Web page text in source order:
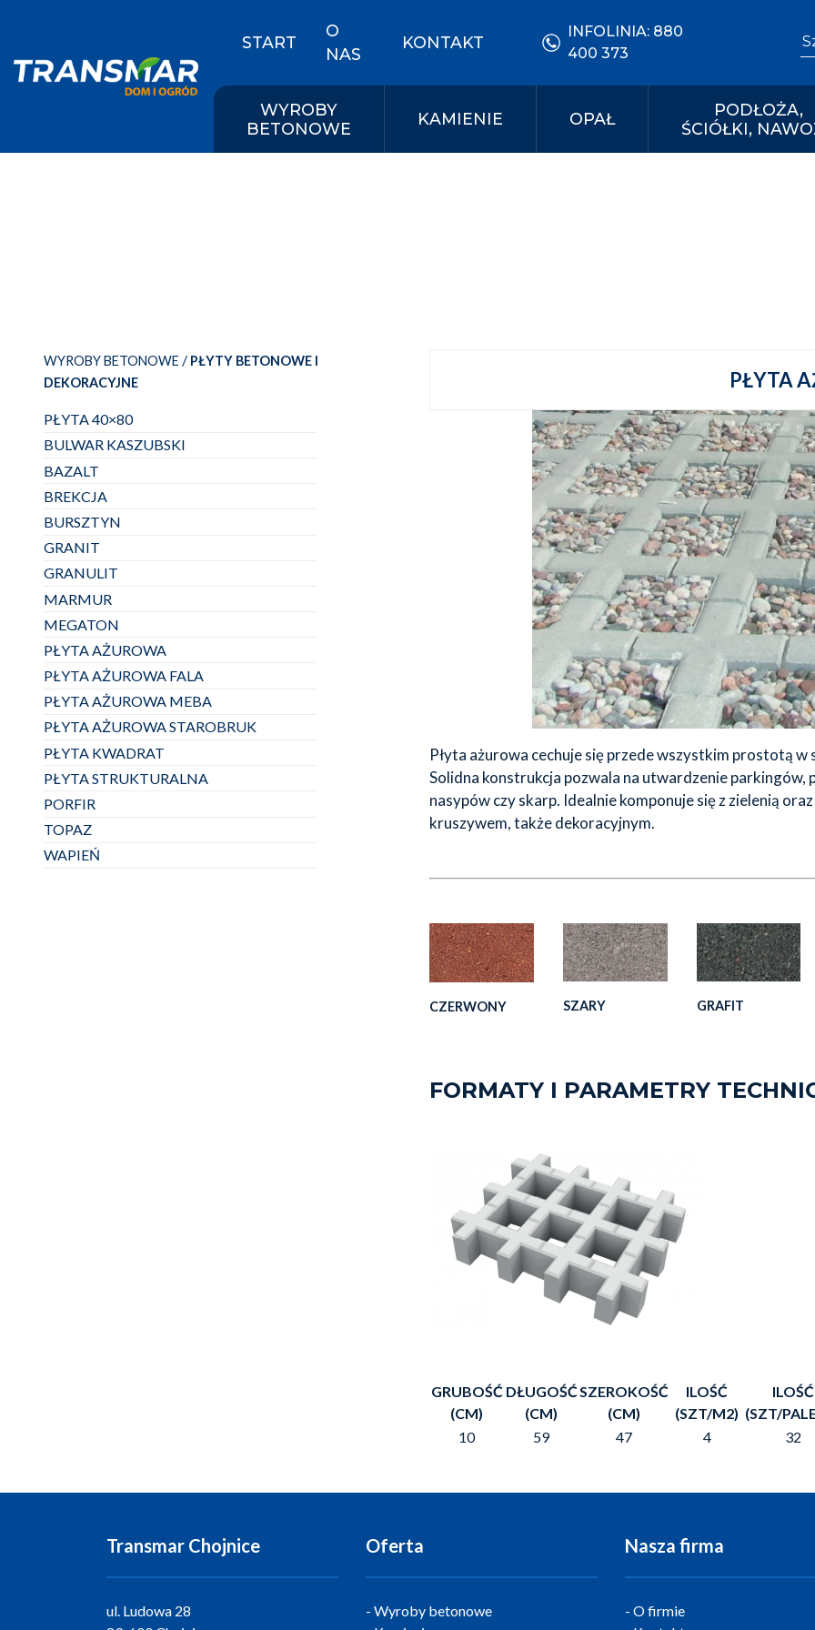
START
O
NAS
KONTAKT
INFOLINIA: 880
400 373
WYROBY
BETONOWE
KAMIENIE OPAŁ
PODŁOŻA,
ŚCIÓŁKI,
WYROBY BETONOWE / PŁYTY BETONOWE I
DEKORACYJNE
PŁYTA 40×80
BULWAR KASZUBSKI
BAZALT
BREKCJA
BURSZTYN
GRANIT
GRANULIT
MARMUR
MEGATON
PŁYTA AŻUROWA
PŁYTA AŻUROWA FALA
PŁYTA AŻUROWA MEBA
PŁYTA AŻUROWA STAROBRUK
PŁYTA KWADRAT
PŁYTA STRUKTURALNA
PORFIR
TOPAZ
WAPIEŃ
PŁYTA
Płyta ażurowa cechuje się przede wszystkim prostotą w
Solidna konstrukcja pozwala na utwardzenie parkingów,
nasypów czy skarp. Idealnie komponuje się z zielenią
kruszywem, także dekoracyjnym.
CZERWONY SZARY GRAFIT
FORMATY I PARAMETRY
GRUBOŚĆ
(CM)
DŁUGOŚĆ
(CM)
SZEROKOŚĆ
(CM)
ILOŚĆ
(SZT/M2)
ILOŚĆ
(SZT/
10
59 47 4 32
Transmar Chojnice
ul. Ludowa 28
Oferta
Wyroby betonowe
Nasza firma
O firmie